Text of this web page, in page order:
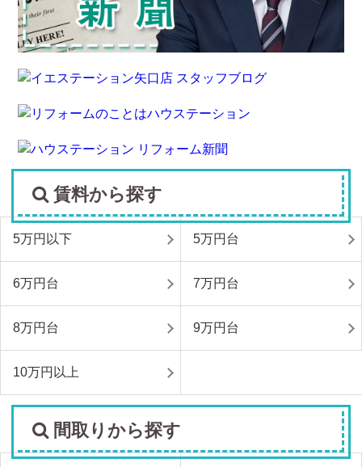
賃料から探す
5万円以下 5万円台
6万円台 7万円台
8万円台 9万円台
10万円以上
間取りから探す